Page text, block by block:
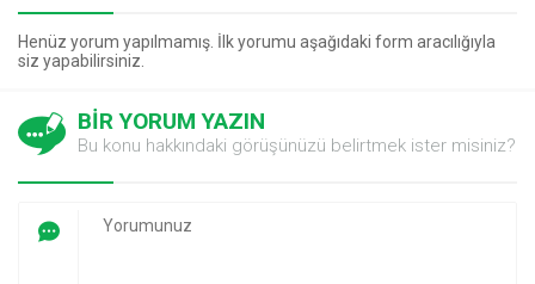
Henüz yorum yapılmamış. İlk yorumu aşağıdaki form aracılığıyla
siz yapabilirsiniz.
BİR YORUM YAZIN
Bu konu hakkındaki görüşünüzü belirtmek ister misiniz?